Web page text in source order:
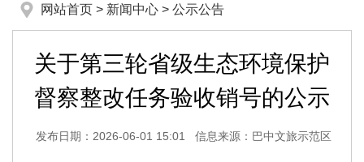
网站首页 > 新闻中心 > 公示公告
关于第三轮省级生态环境保护
督察整改任务验收销号的公示
发布日期：2026-06-01 15:01 信息来源：巴中文旅示范区